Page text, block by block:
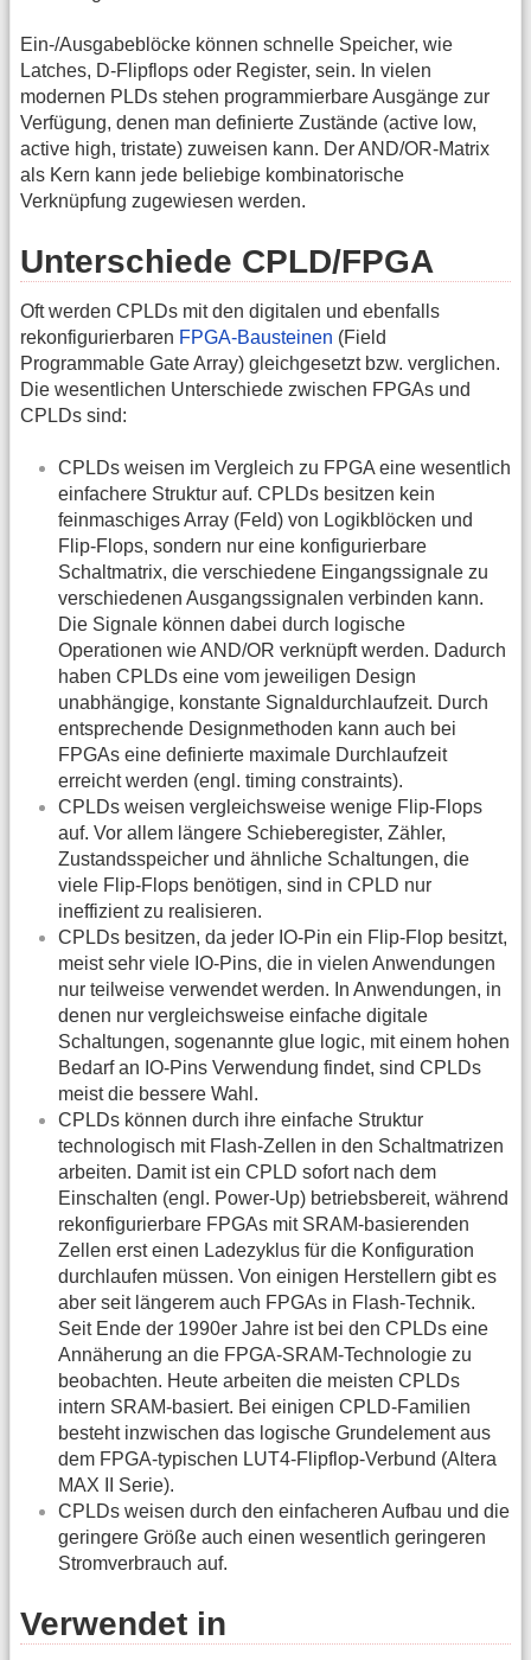
Ein-/Ausgabeblöcke können schnelle Speicher, wie
Latches, D-Flipflops oder Register, sein. In vielen
modernen PLDs stehen programmierbare Ausgänge zur
Verfügung, denen man definierte Zustände (active low,
active high, tristate) zuweisen kann. Der AND/OR-Matrix
als Kern kann jede beliebige kombinatorische
Verknüpfung zugewiesen werden.
Unterschiede CPLD/FPGA
Oft werden CPLDs mit den digitalen und ebenfalls
rekonfigurierbaren FPGA-Bausteinen (Field
Programmable Gate Array) gleichgesetzt bzw. verglichen.
Die wesentlichen Unterschiede zwischen FPGAs und
CPLDs sind:
CPLDs weisen im Vergleich zu FPGA eine wesentlich
einfachere Struktur auf. CPLDs besitzen kein
feinmaschiges Array (Feld) von Logikblöcken und
Flip-Flops, sondern nur eine konfigurierbare
Schaltmatrix, die verschiedene Eingangssignale zu
verschiedenen Ausgangssignalen verbinden kann.
Die Signale können dabei durch logische
Operationen wie AND/OR verknüpft werden. Dadurch
haben CPLDs eine vom jeweiligen Design
unabhängige, konstante Signaldurchlaufzeit. Durch
entsprechende Designmethoden kann auch bei
FPGAs eine definierte maximale Durchlaufzeit
erreicht werden (engl. timing constraints).
CPLDs weisen vergleichsweise wenige Flip-Flops
auf. Vor allem längere Schieberegister, Zähler,
Zustandsspeicher und ähnliche Schaltungen, die
viele Flip-Flops benötigen, sind in CPLD nur
ineffizient zu realisieren.
CPLDs besitzen, da jeder IO-Pin ein Flip-Flop besitzt,
meist sehr viele IO-Pins, die in vielen Anwendungen
nur teilweise verwendet werden. In Anwendungen, in
denen nur vergleichsweise einfache digitale
Schaltungen, sogenannte glue logic, mit einem hohen
Bedarf an IO-Pins Verwendung findet, sind CPLDs
meist die bessere Wahl.
CPLDs können durch ihre einfache Struktur
technologisch mit Flash-Zellen in den Schaltmatrizen
arbeiten. Damit ist ein CPLD sofort nach dem
Einschalten (engl. Power-Up) betriebsbereit, während
rekonfigurierbare FPGAs mit SRAM-basierenden
Zellen erst einen Ladezyklus für die Konfiguration
durchlaufen müssen. Von einigen Herstellern gibt es
aber seit längerem auch FPGAs in Flash-Technik.
Seit Ende der 1990er Jahre ist bei den CPLDs eine
Annäherung an die FPGA-SRAM-Technologie zu
beobachten. Heute arbeiten die meisten CPLDs
intern SRAM-basiert. Bei einigen CPLD-Familien
besteht inzwischen das logische Grundelement aus
dem FPGA-typischen LUT4-Flipflop-Verbund (Altera
MAX II Serie).
CPLDs weisen durch den einfacheren Aufbau und die
geringere Größe auch einen wesentlich geringeren
Stromverbrauch auf.
Verwendet in